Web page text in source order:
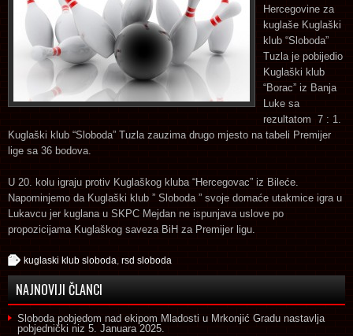
Hercegovine za
kuglaše Kuglaški
klub “Sloboda”
Tuzla je pobijedio
Kuglaški klub
“Borac” iz Banja
Luke sa
rezultatom 7 : 1.
Kuglaški klub “Sloboda” Tuzla zauzima drugo mjesto na tabeli Premijer
lige sa 36 bodova.
U 20. kolu igraju protiv Kuglaškog kluba “Hercegovac” iz Bileće.
Napominjemo da Kuglaški klub ” Sloboda ” svoje domaće utakmice igra u
Lukavcu jer kuglana u SKPC Mejdan ne ispunjava uslove po
propozicijama Kuglaškog saveza BiH za Premijer ligu.
kuglaski klub sloboda rsd sloboda
NAJNOVIJI ČLANCI
Sloboda pobjedom nad ekipom Mladosti u Mrkonjić Gradu nastavlja
pobjednički niz 5. Januara 2025.